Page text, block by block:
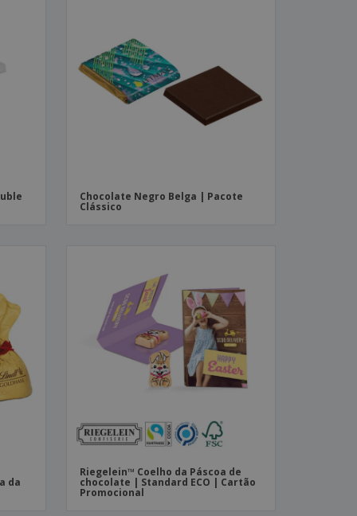
Chocolate Negro Belga | Pacote
Clássico
da
Riegelein™ Coelho da Páscoa de
chocolate | Standard ECO | Cartão
Promocional